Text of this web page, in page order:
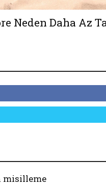
Neden Daha Az
misilleme